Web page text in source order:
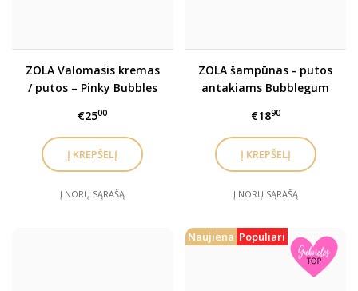
ZOLA Valomasis kremas
/ putos – Pinky Bubbles
€2500
Į NORŲ SĄRAŠĄ
ZOLA šampūnas - putos
antakiams Bubblegum
€1890
Į NORŲ SĄRAŠĄ
Naujiena Populiari